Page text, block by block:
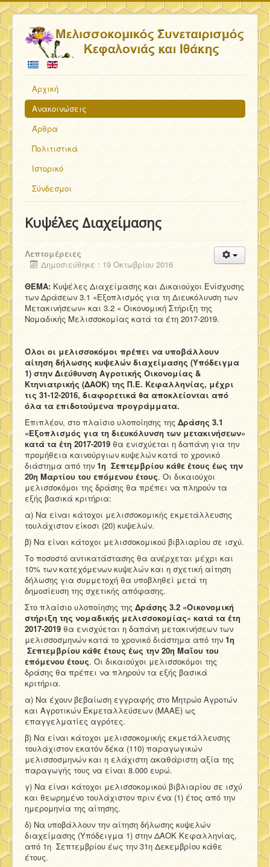
Αρχική
Ανακοινώσεις
Άρθρα
Πολιτιστικά
Ιστορικό
Σύνδεσμοι
Κυψέλες Διαχείμασης
Λεπτομέρειες
Δημοσιεύθηκε : 19 Οκτωβρίου 2016
ΘΕΜΑ: Κυψέλες Διαχείμασης και Δικαιούχοι Ενίσχυσης
των Δράσεων 3.1 «Εξοπλισμός για τη Διευκόλυνση των
Μετακινήσεων» και 3.2 « Οικονομική Στήριξη της
Νομαδικής Μελισσοκομίας κατά τα έτη 2017-2019.
Όλοι οι μελισσοκόμοι πρέπει να υποβάλλουν
αίτηση δήλωσης κυψελών διαχείμασης (Υπόδειγμα
1) στην Διεύθυνση Αγροτικής Οικονομίας &
Κτηνιατρικής (ΔΑΟΚ) της Π.Ε. Κεφαλληνίας, μέχρι
τις 31-12-2016, διαφορετικά θα αποκλείονται από
όλα τα επιδοτούμενα προγράμματα.
Επιπλέον, στο πλαίσιο υλοποίησης της Δράσης 3.1
«Εξοπλισμός για τη διευκόλυνση των μετακινήσεων»
κατά τα έτη 2017-2019 θα ενισχύεται η δαπάνη για την
προμήθεια καινούργιων κυψελών κατά το χρονικό
διάστημα από την 1η Σεπτεμβρίου κάθε έτους έως την
20η Μαρτίου του επόμενου έτους. Οι δικαιούχοι
μελισσοκόμοι της δράσης θα πρέπει να πληρούν τα
εξής βασικά κριτήρια:
α) Να είναι κάτοχοι μελισσοκομικής εκμετάλλευσης
τουλάχιστον είκοσι (20) κυψελών.
β) Να είναι κάτοχοι μελισσοκομικού βιβλιαρίου σε ισχύ.
Το ποσοστό αντικατάστασης θα ανέρχεται μέχρι και
10% των κατεχόμενων κυψελών και η σχετική αίτηση
δήλωσης για συμμετοχή θα υποβληθεί μετά τη
δημοσίευση της σχετικής απόφασης.
Στο πλαίσιο υλοποίησης της Δράσης 3.2 «Οικονομική
στήριξη της νομαδικής μελισσοκομίας» κατά τα έτη
2017-2019 θα ενισχύεται η δαπάνη μετακινήσεων των
μελισσοσμηνών κατά το χρονικό διάστημα από την 1η
Σεπτεμβρίου κάθε έτους έως την 20η Μαΐου του
επόμενου έτους. Οι δικαιούχοι μελισσοκόμοι της
δράσης θα πρέπει να πληρούν τα εξής βασικά
κριτήρια.
α) Να έχουν βεβαίωση εγγραφής στο Μητρώο Αγροτών
και Αγροτικών Εκμεταλλεύσεων (ΜΑΑΕ) ως
επαγγελματίες αγρότες.
β) Να είναι κάτοχοι μελισσοκομικής εκμετάλλευσης
τουλάχιστον εκατόν δέκα (110) παραγωγικών
μελισσοσμηνών και η ελάχιστη ακαθάριστη αξία της
παραγωγής τους να είναι 8.000 ευρώ.
γ) Να είναι κάτοχοι μελισσοκομικού βιβλιαρίου σε ισχύ
και θεωρημένο τουλάχιστον πριν ένα (1) έτος από την
ημερομηνία της αίτησης.
δ) Να υποβάλλουν την αίτηση δήλωσης κυψελών
διαχείμασης (Υπόδειγμα 1) στην ΔΑΟΚ Κεφαλληνίας,
από 1η Σεπτεμβρίου έως την 31η Δεκεμβρίου κάθε
έτους.